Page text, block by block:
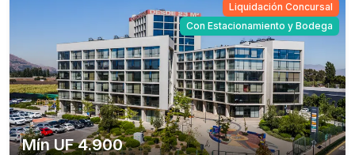
Liquidación Concursal
Con Estacionamiento y Bodega
Mín UF 4.900